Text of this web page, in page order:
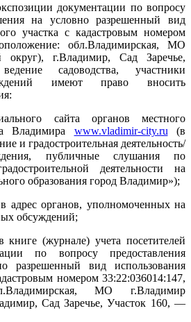
документации по вопросу
на условно разрешенный вид
участка с кадастровым номером
обл.Владимирская, МО
округ), г.Владимир, Сад Заречье,
садоводства, участники
имеют право вносить
сайта органов местного
Владимира www.vladimir-city.ru (в
и градостроительная деятельность/
публичные слушания по
деятельности на
образования город Владимир»);
адрес органов, уполномоченных на
обсуждений;
книге (журнале) учета посетителей
по вопросу предоставления
разрешенный вид использования
номером 33:22:036014:147,
МО г.Владимир
Сад Заречье, Участок 160, —